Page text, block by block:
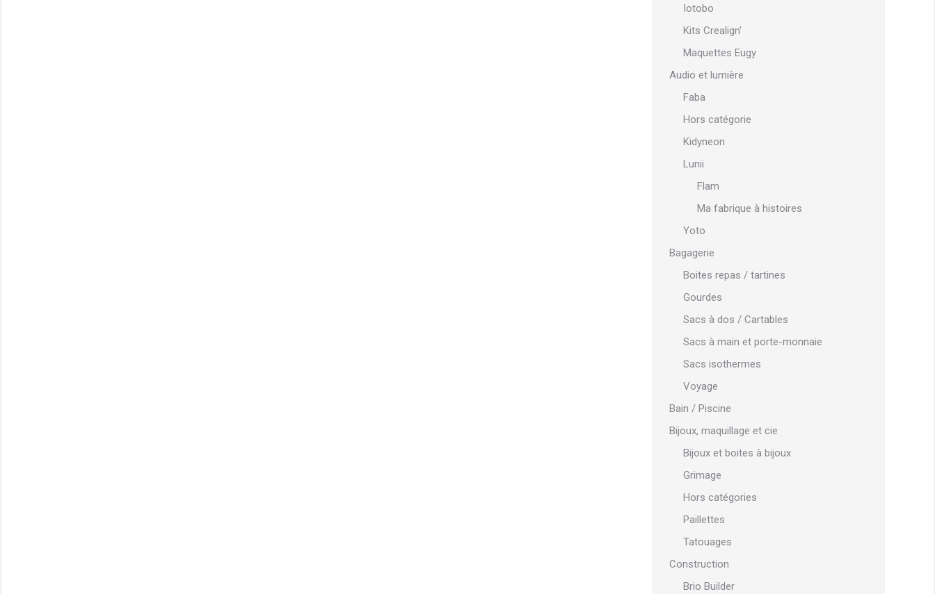
Iotobo
Kits Crealign'
Maquettes Eugy
Audio et lumière
Faba
Hors catégorie
Kidyneon
Lunii
Flam
Ma fabrique à histoires
Yoto
Bagagerie
Boites repas / tartines
Gourdes
Sacs à dos / Cartables
Sacs à main et porte-monnaie
Sacs isothermes
Voyage
Bain / Piscine
Bijoux, maquillage et cie
Bijoux et boites à bijoux
Grimage
Hors catégories
Paillettes
Tatouages
Construction
Brio Builder